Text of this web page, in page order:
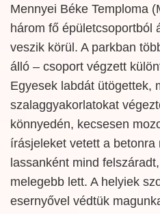
Mennyei Béke Temploma
három fő épületcsoportból
veszik körül. A parkban
álló – csoport végzett
Egyesek labdát ütögettek,
szalaggyakorlatokat
könnyedén, kecsesen
írásjeleket vetett a
lassanként mind
melegebb lett. A helyiek
esernyővel védtük